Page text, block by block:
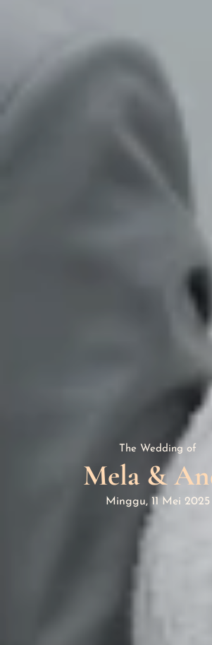
The Wedding of
Mela &
Minggu, 11 Mei 2025
Mela
&
Andi